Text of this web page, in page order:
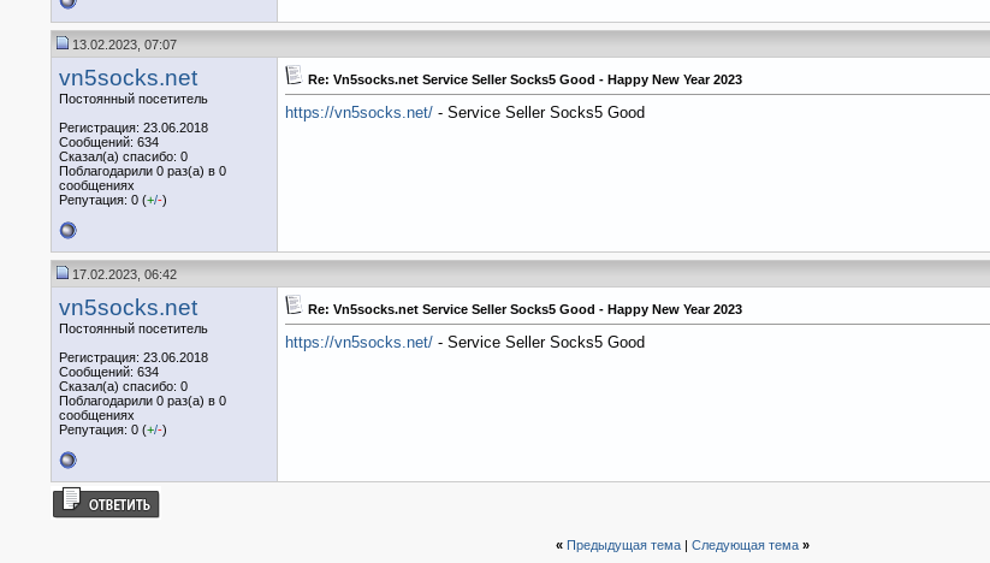
13.02.2023, 07:07
vn5socks.net
Постоянный посетитель
Регистрация: 23.06.2018
Сообщений: 634
Сказал(а) спасибо: 0
Поблагодарили 0 раз(а) в 0
сообщениях
Репутация: 0 (+/-)
Re: Vn5socks.net Service Seller Socks5 Good - Happy New Year 2023
https://vn5socks.net/ - Service Seller Socks5 Good
17.02.2023, 06:42
vn5socks.net
Постоянный посетитель
Регистрация: 23.06.2018
Сообщений: 634
Сказал(а) спасибо: 0
Поблагодарили 0 раз(а) в 0
сообщениях
Репутация: 0 (+/-)
Re: Vn5socks.net Service Seller Socks5 Good - Happy New Year 2023
https://vn5socks.net/ - Service Seller Socks5 Good
« Предыдущая тема| Следующая тема »